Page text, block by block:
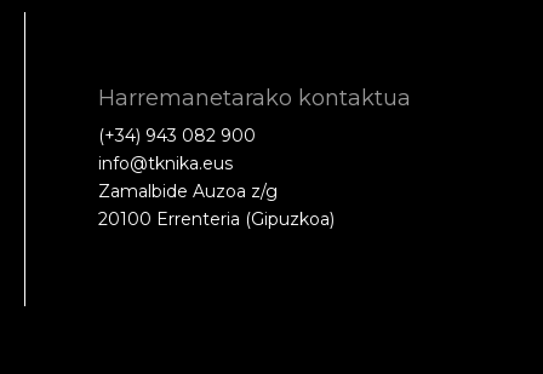
Harremanetarako kontaktua
(+34) 943 082 900
info@tknika.eus
Zamalbide Auzoa z/g
20100 Errenteria (Gipuzkoa)